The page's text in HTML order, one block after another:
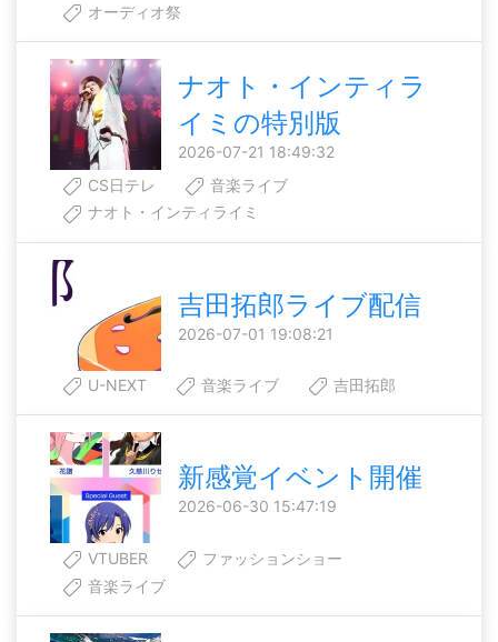
オーディオ祭
ナオト・インティラ
イミの特別版
2026-07-21 18:49:32
CS日テレ
音楽ライブ
ナオト・インティライミ
吉田拓郎ライブ配信
2026-07-01 19:08:21
U-NEXT 音楽ライブ 吉田拓郎
新感覚イベント開催
2026-06-30 15:47:19
VTUBER
ファッションショー
音楽ライブ